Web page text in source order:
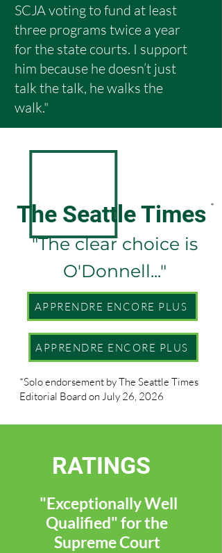
SCJA voting to fund at least
three programs twice a year
for the state courts. I support
him because he doesn’t just
talk the talk, he walks the
walk."
ENDORSED BY
The Seattle Times *
"The clear choice is
O'Donnell..."
APPRENDRE ENCORE PLUS
APPRENDRE ENCORE PLUS
*Solo endorsement by The Seattle Times
Editorial Board on July 26, 2026
"Exceptionally Well
Qualified" for the
Supreme Court
RATINGS